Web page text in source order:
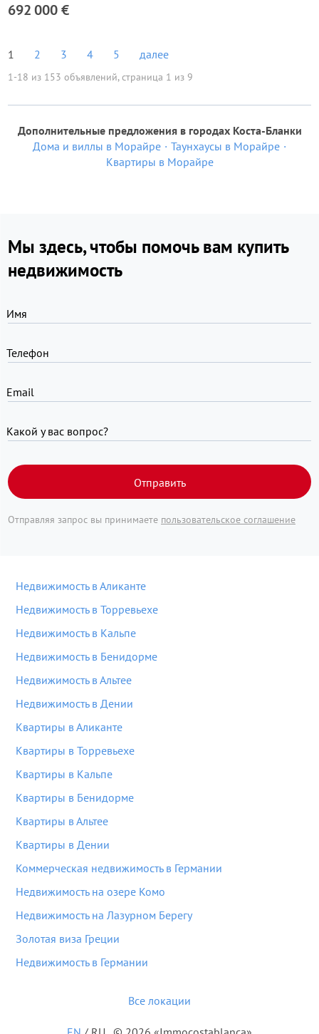
692 000 €
1 2 3 4 5 далее
1-18 из 153 объявлений, страница 1 из 9
Дополнительные предложения в городах Коста-Бланки
Дома и виллы в Морайре
Таунхаусы в Морайре
Квартиры в Морайре
Мы здесь, чтобы помочь вам купить
недвижимость
Имя
Телефон
Email
Какой у вас вопрос?
Отправить
Отправляя запрос вы принимаете пользовательское соглашение
Недвижимость в Аликанте
Недвижимость в Торревьехе
Недвижимость в Кальпе
Недвижимость в Бенидорме
Недвижимость в Альтее
Недвижимость в Дении
Квартиры в Аликанте
Квартиры в Торревьехе
Квартиры в Кальпе
Квартиры в Бенидорме
Квартиры в Альтее
Квартиры в Дении
Коммерческая недвижимость в Германии
Недвижимость на озере Комо
Недвижимость на Лазурном Берегу
Золотая виза Греции
Недвижимость в Германии
Все локации